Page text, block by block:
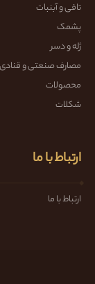
تافی و آبنبات
پشمک
ژله و دسر
مصارف صنعتی و قنادی
محصولات
شکلات
ارتباط با ما
ارتباط با ما